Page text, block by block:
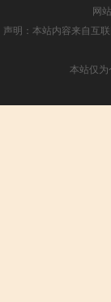
网
声明：本站内容来自互
本站仅